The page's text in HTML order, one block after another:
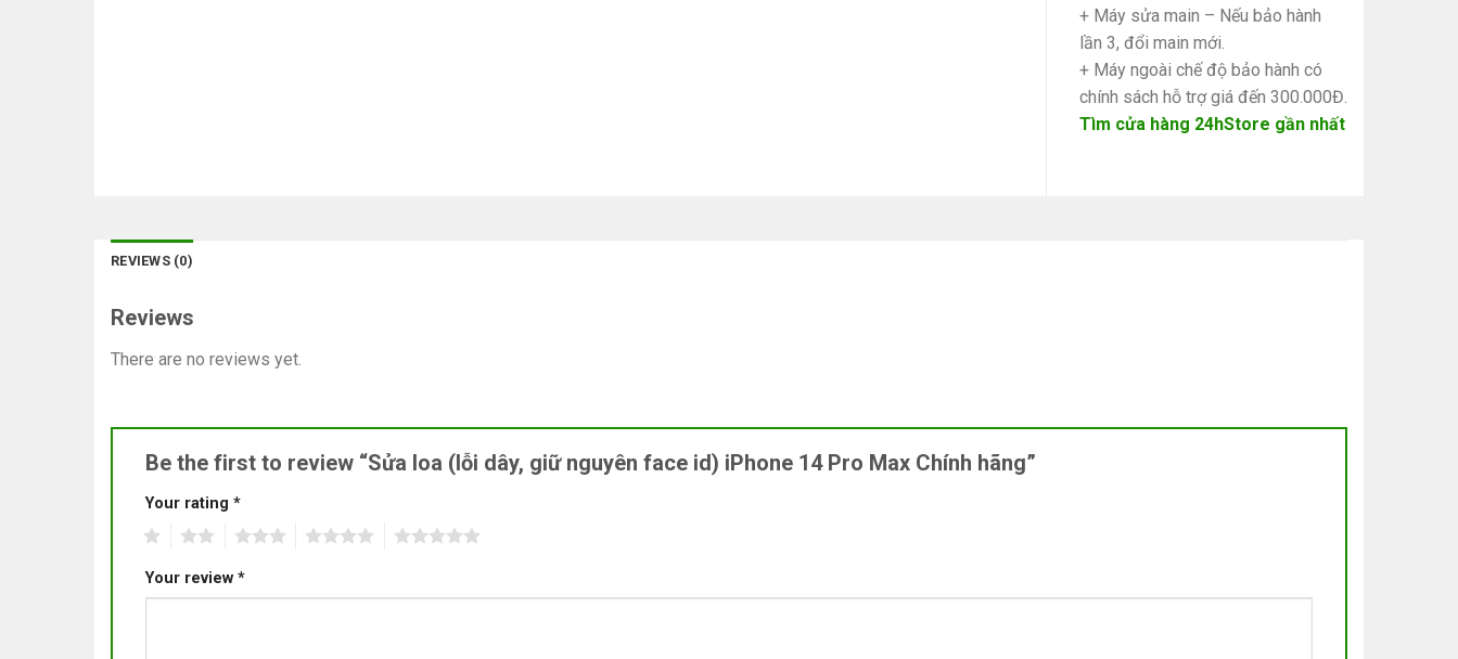
+ Máy sửa main – Nếu bảo hành
lần 3, đổi main mới.
+ Máy ngoài chế độ bảo hành có
chính sách hỗ trợ giá đến 300.000Đ.
Tìm cửa hàng 24hStore gần nhất
REVIEWS (0)
Reviews
There are no reviews yet.
Be the first to review “Sửa loa (lỗi dây, giữ nguyên face id) iPhone 14 Pro Max Chính hãng”
Your rating *
Your review *